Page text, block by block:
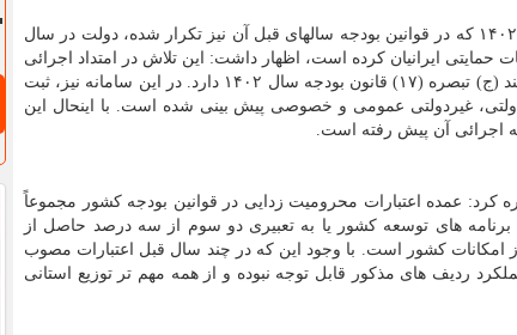
وی با اعلان اینکه باوجود موفق نبودن اجرای این بند از قانون بودجه سال ۱۴۰۲ که در قوانین بودجه سالهای قبل آن نیز تکرار شده، دولت در سال
حمایتی ایرانیان کرده است، اظهار داشت: این تلاش در امتداد اجرائی
هفتم است که شباهت های بسیاری با بند (ج) تبصره (۱۷) قانون بودجه سال ۱۴۰۲ دارد. در این سامانه نیز، ثبت
غیردولتی عمومی و خصوصی پیش بینی شده است. با اینحال این
اجرائی آن پیش رفته است.
اعلان اینکه بند (ح) تبصره (۱۷) قانون بودجه سال ۱۴۰۲، اشاره کرد: عمده اعتبارات محرومیت زدایی در قوانین بودجه کشور مجموعاً
(ت) ماده (۳۲) قانون احکام دائمی برنامه های توسعه کشور یا به تعبیری دو سوم از سه درصد حاصل از
امکانات کشور است. با وجود این که در چند سال قبل اعتبارات مصوب
ردیف های مذکور قابل توجه نبوده و از همه مهم تر توزیع استانی